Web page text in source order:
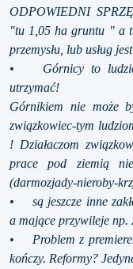
ODPOWIEDNI
"tu 1,05 ha gruntu " a
przemysłu, lub usług
• Górnicy to ludzie
utrzymać!
Górnikiem nie może
związkowiec-tym
! Działaczom
prace pod ziemią
(darmozjady-nieroby-
• są jeszcze inne
a mające przywileje np.
• Problem z
kończy. Reformy?